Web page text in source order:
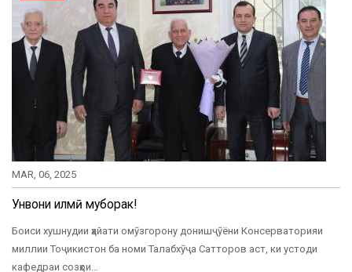
MAR, 06, 2025
Унвони илмӣ муборак!
Боиси хушнудии ҳайати омӯзгорону донишҷӯёни Консерваторияи
миллии Тоҷикистон ба номи Талабхӯҷа Сатторов аст, ки устоди
кафедраи созҳои…